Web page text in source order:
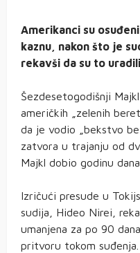
Amerikanci su
kaznu, nakon što je
rekavši da su to
Šezdesetogodišnji
američkih „zelenih
da je vodio „bekstvo
zatvora u trajanju od
Majkl dobio godinu
Izričući presude u
sudija, Hideo Nirei,
umanjena za po 90
pritvoru tokom suđenja.